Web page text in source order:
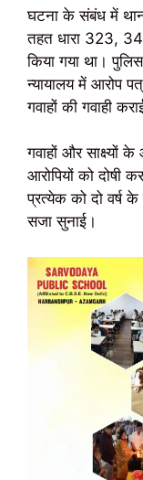
घटना के संबंध में
तहत धारा 323,
किया गया था।
न्यायालय में आरोप
गवाहों की गवाही
गवाहों और साक्ष्यों
आरोपियों को दोषी
प्रत्येक को दो वर्ष
सजा सुनाई।